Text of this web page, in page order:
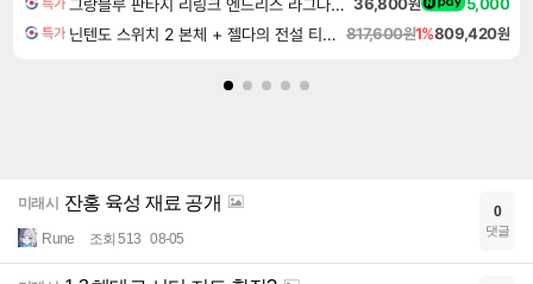
특가 닌텐도 스위치 2 본체 + 젤다의 전설 티어스 오브 더 킹덤 닌텐도 스위치 2 에디션 + 젤다의 전설 브레스 오브 더 와일드 닌텐도 스위치 2 에디션 번들 817,600원1%809,420원
미래시 잔홍 육성 재료 공개
Rune 조회 513 08-05
0
댓글